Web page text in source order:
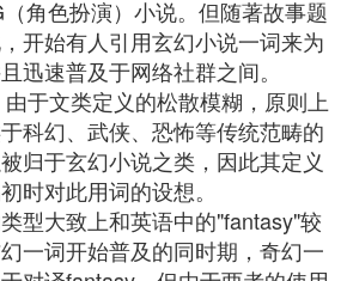
角色扮演）小说。但随著故事题
开始有人引用玄幻小说一词来为
迅速普及于网络社群之间。
于文类定义的松散模糊，原则上
科幻、武侠、恐怖等传统范畴的
归于玄幻小说之类，因此其定义
时对此用词的设想。
型大致上和英语中的"fantasy"较
一词开始普及的同时期，奇幻一